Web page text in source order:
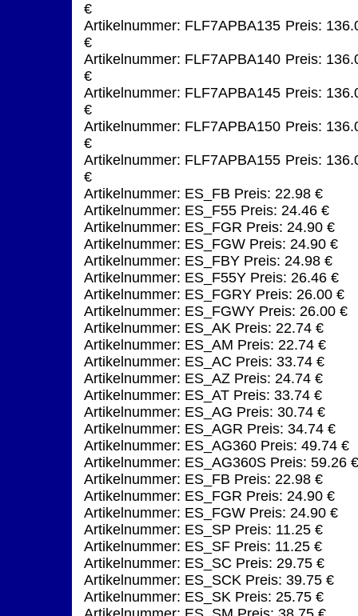
€
Artikelnummer: FLF7APBA135 Preis:
€
Artikelnummer: FLF7APBA140 Preis:
€
Artikelnummer: FLF7APBA145 Preis:
€
Artikelnummer: FLF7APBA150 Preis:
€
Artikelnummer: FLF7APBA155 Preis:
€
Artikelnummer: ES_FB Preis: 22.98 €
Artikelnummer: ES_F55 Preis: 24.46 €
Artikelnummer: ES_FGR Preis: 24.90 €
Artikelnummer: ES_FGW Preis: 24.90 €
Artikelnummer: ES_FBY Preis: 24.98 €
Artikelnummer: ES_F55Y Preis: 26.46 €
Artikelnummer: ES_FGRY Preis: 26.00 €
Artikelnummer: ES_FGWY Preis: 26.00 €
Artikelnummer: ES_AK Preis: 22.74 €
Artikelnummer: ES_AM Preis: 22.74 €
Artikelnummer: ES_AC Preis: 33.74 €
Artikelnummer: ES_AZ Preis: 24.74 €
Artikelnummer: ES_AT Preis: 33.74 €
Artikelnummer: ES_AG Preis: 30.74 €
Artikelnummer: ES_AGR Preis: 34.74 €
Artikelnummer: ES_AG360 Preis: 49.74 €
Artikelnummer: ES_AG360S Preis: 59.26 €
Artikelnummer: ES_FB Preis: 22.98 €
Artikelnummer: ES_FGR Preis: 24.90 €
Artikelnummer: ES_FGW Preis: 24.90 €
Artikelnummer: ES_SP Preis: 11.25 €
Artikelnummer: ES_SF Preis: 11.25 €
Artikelnummer: ES_SC Preis: 29.75 €
Artikelnummer: ES_SCK Preis: 39.75 €
Artikelnummer: ES_SK Preis: 25.75 €